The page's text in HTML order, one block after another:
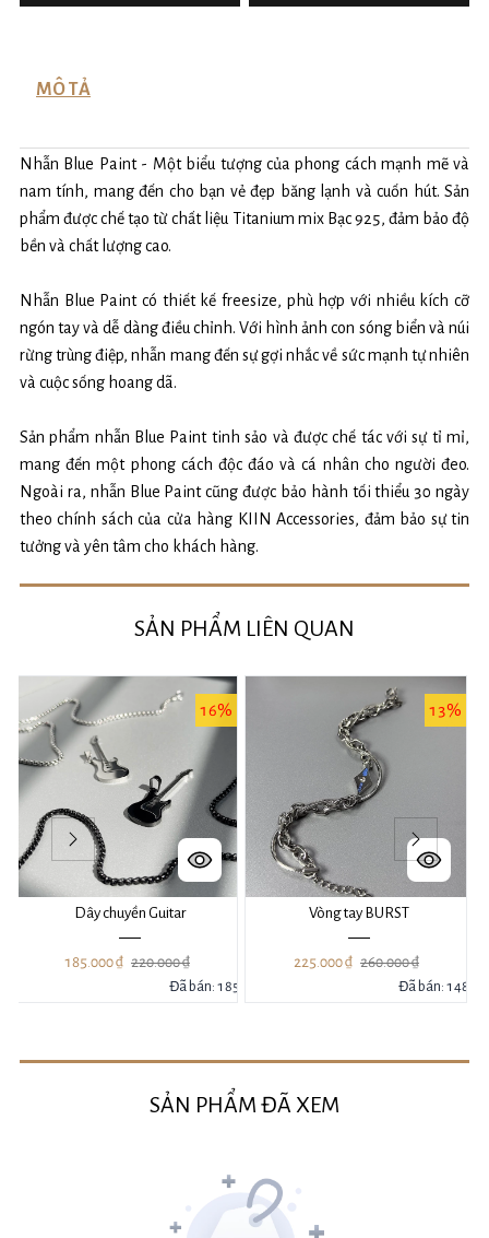
MÔ TẢ
Nhẫn Blue Paint - Một biểu tượng của phong cách mạnh mẽ và
nam tính, mang đến cho bạn vẻ đẹp băng lạnh và cuốn hút. Sản
phẩm được chế tạo từ chất liệu Titanium mix Bạc 925, đảm bảo độ
bền và chất lượng cao.
Nhẫn Blue Paint có thiết kế freesize, phù hợp với nhiều kích cỡ
ngón tay và dễ dàng điều chỉnh. Với hình ảnh con sóng biển và núi
rừng trùng điệp, nhẫn mang đến sự gợi nhắc về sức mạnh tự nhiên
và cuộc sống hoang dã.
Sản phẩm nhẫn Blue Paint tinh sảo và được chế tác với sự tỉ mỉ,
mang đến một phong cách độc đáo và cá nhân cho người đeo.
Ngoài ra, nhẫn Blue Paint cũng được bảo hành tối thiểu 30 ngày
theo chính sách của cửa hàng KIIN Accessories, đảm bảo sự tin
tưởng và yên tâm cho khách hàng.
SẢN PHẨM LIÊN QUAN
16%
Dây chuyền Guitar
185.000 ₫ 220.000 ₫
Đã bán: 185
13%
Vòng tay BURST
225.000 ₫ 260.000 ₫
Đã bán: 148
SẢN PHẨM ĐÃ XEM